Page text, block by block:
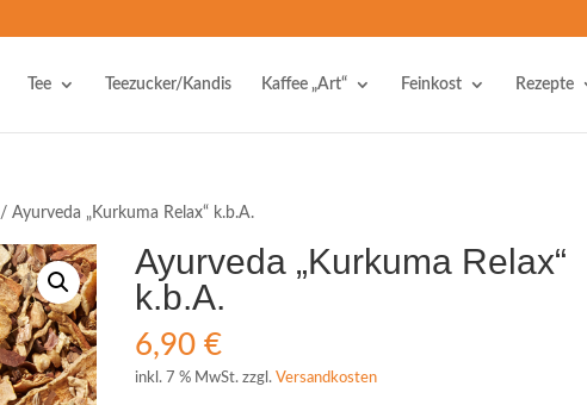
Tee Teezucker/Kandis Kaffee „Art“ Feinkost Rezepte
/ Ayurveda „Kurkuma Relax“ k.b.A.
Ayurveda „Kurkuma Relax“
k.b.A.
6,90€
inkl. 7 % MwSt. zzgl.Versandkosten